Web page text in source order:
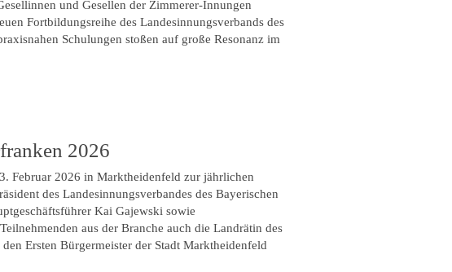
und Gesellen der Zimmerer-Innungen
Fortbildungsreihe des Landesinnungsverbands des
Schulungen stoßen auf große Resonanz im
2026
Februar 2026 in Marktheidenfeld zur jährlichen
des Landesinnungsverbandes des Bayerischen
Kai Gajewski sowie
aus der Branche auch die Landrätin des
Ersten Bürgermeister der Stadt Marktheidenfeld